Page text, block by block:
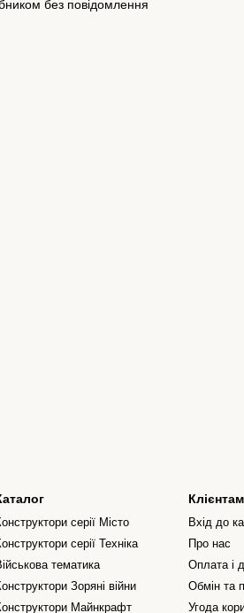
без повідомлення
серії Місто
серії Техніка
тематика
Зоряні війни
Майнкрафт
Клієнтам
Вхід до
Про нас
Оплата і
Обмін та
Угода